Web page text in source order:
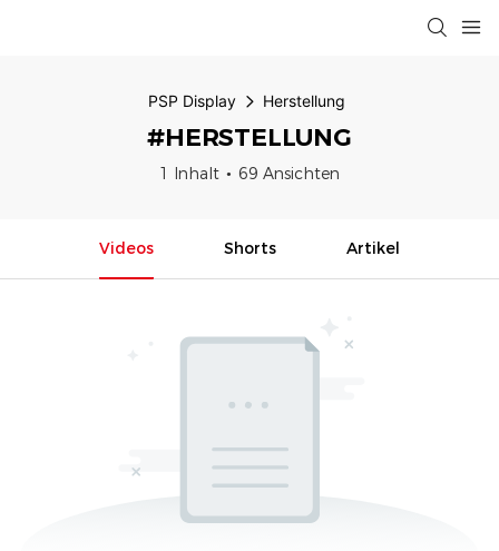
PSP Display Herstellung
#HERSTELLUNG
1 Inhalt 69 Ansichten
Videos Shorts Artikel